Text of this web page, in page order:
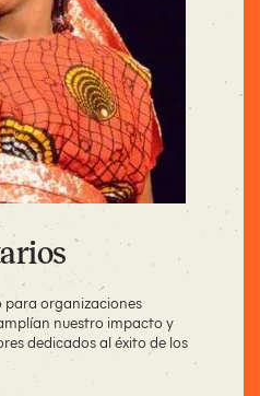
para organizaciones
nuestro impacto y
dedicados al éxito de los